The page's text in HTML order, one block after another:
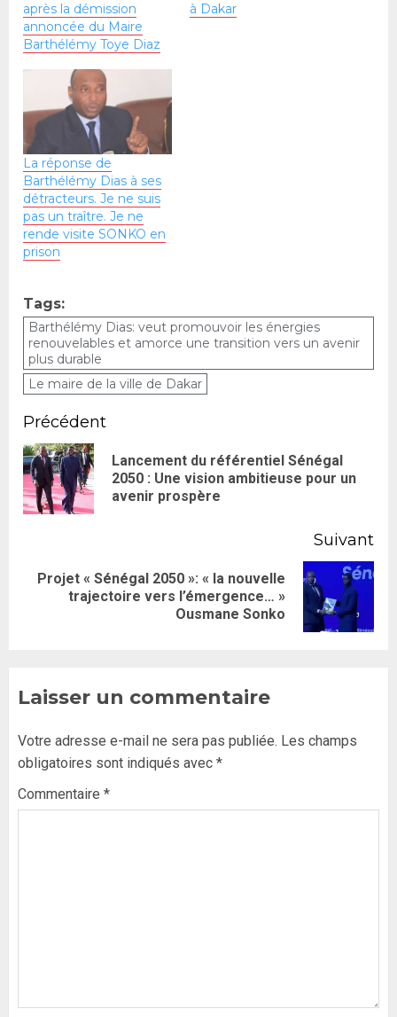
après la démission
annoncée du Maire
Barthélémy Toye Diaz
à Dakar
La réponse de
Barthélémy Dias à ses
détracteurs. Je ne suis
pas un traître. Je ne
rende visite SONKO en
prison
Tags:
Barthélémy Dias: veut promouvoir les énergies
renouvelables et amorce une transition vers un avenir
plus durable
Le maire de la ville de Dakar
Précédent
Lancement du référentiel Sénégal
2050 : Une vision ambitieuse pour un
avenir prospère
Suivant
Projet « Sénégal 2050 »: « la nouvelle
trajectoire vers l’émergence… »
Ousmane Sonko
Laisser un commentaire
Votre adresse e-mail ne sera pas publiée. Les champs
obligatoires sont indiqués avec *
Commentaire *